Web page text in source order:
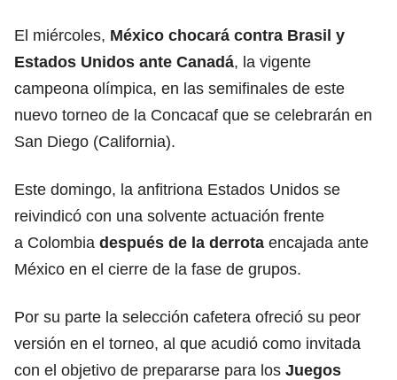
El miércoles, México chocará contra Brasil y
Estados Unidos ante Canadá, la vigente
campeona olímpica, en las semifinales de este
nuevo torneo de la Concacaf que se celebrarán en
San Diego (California).
Este domingo, la anfitriona Estados Unidos se
reivindicó con una solvente actuación frente
a Colombia después de la derrota encajada ante
México en el cierre de la fase de grupos.
Por su parte la selección cafetera ofreció su peor
versión en el torneo, al que acudió como invitada
con el objetivo de prepararse para los Juegos